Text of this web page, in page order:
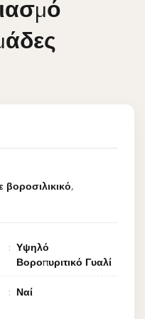
βοροσιλικικό,
Υψηλό
Βοροπυριτικό Γυαλί
Ναί